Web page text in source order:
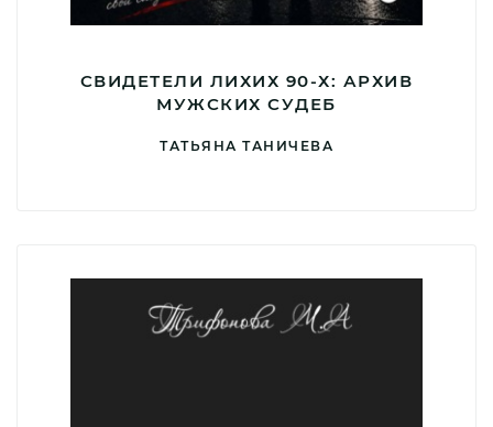
СВИДЕТЕЛИ ЛИХИХ 90-Х: АРХИВ
МУЖСКИХ СУДЕБ
ТАТЬЯНА ТАНИЧЕВА